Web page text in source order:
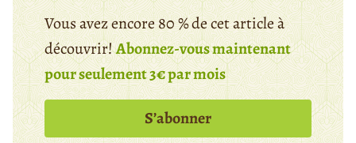
Vous avez encore 80 % de cet article à
découvrir!Abonnez-vous maintenant
pour seulement 3€ par mois
S’abonner